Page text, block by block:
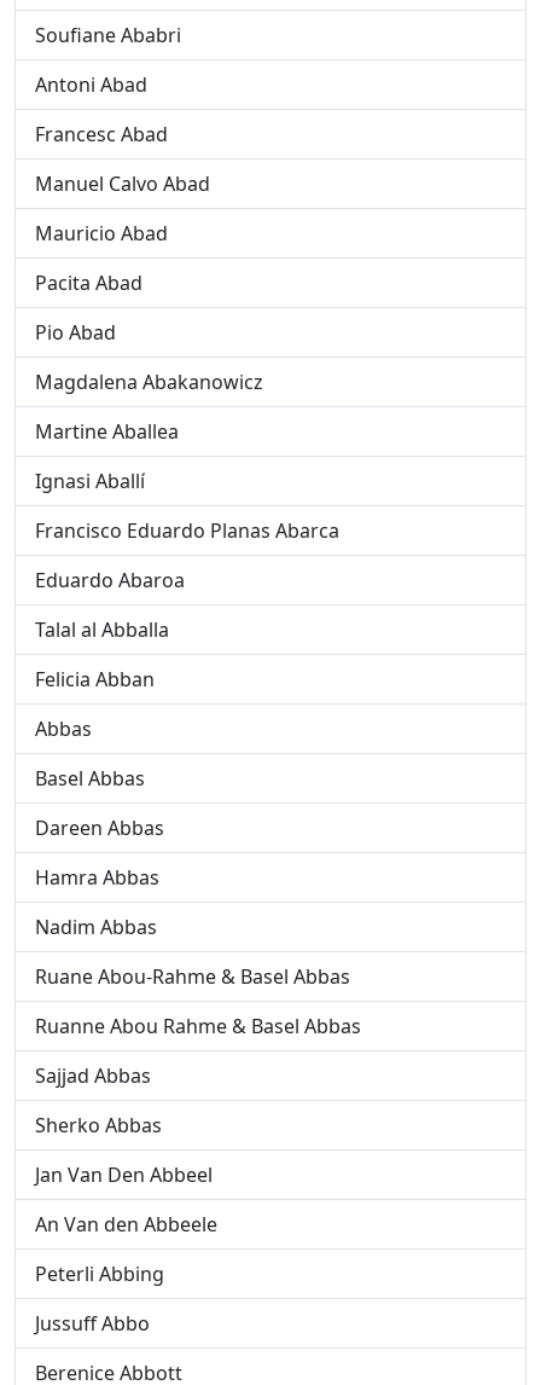
Soufiane Ababri
Antoni Abad
Francesc Abad
Manuel Calvo Abad
Mauricio Abad
Pacita Abad
Pio Abad
Magdalena Abakanowicz
Martine Aballea
Ignasi Aballí
Francisco Eduardo Planas Abarca
Eduardo Abaroa
Talal al Abballa
Felicia Abban
Abbas
Basel Abbas
Dareen Abbas
Hamra Abbas
Nadim Abbas
Ruane Abou-Rahme & Basel Abbas
Ruanne Abou Rahme & Basel Abbas
Sajjad Abbas
Sherko Abbas
Jan Van Den Abbeel
An Van den Abbeele
Peterli Abbing
Jussuff Abbo
Berenice Abbott